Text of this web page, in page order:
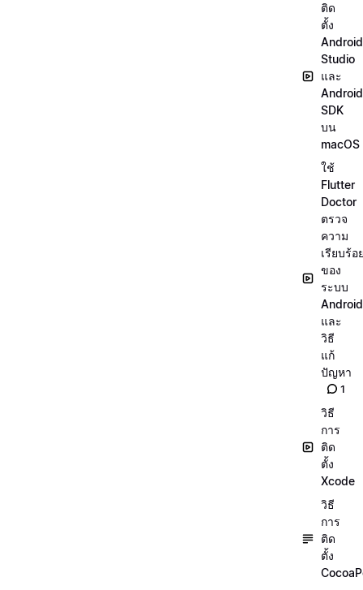
ติด
ตั้ง
Android
Studio
และ
Android
SDK
บน
macOS
ใช้
Flutter
Doctor
ตรวจ
ความ
เรียบร้อ
ของ
ระบบ
Android
และ
วิธี
แก้
ปัญหา
1
วิธี
การ
ติด
ตั้ง
Xcode
วิธี
การ
ติด
ตั้ง